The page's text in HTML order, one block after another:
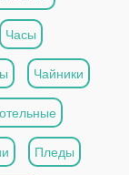
Часы
Чайники
Пледы